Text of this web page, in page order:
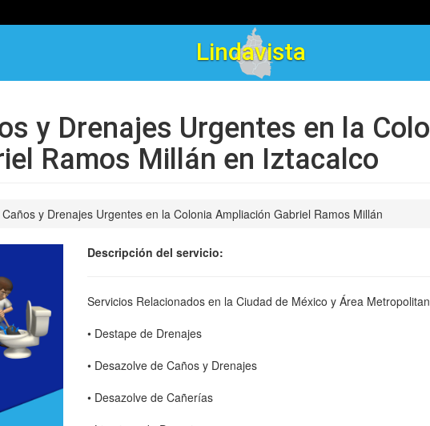
Tres Estrellas
y Drenajes Urgentes en la
Ramos Millán en Iztacalco
y Drenajes Urgentes en la Colonia Ampliación Gabriel Ramos Millán
Descripción del servicio:
Servicios Relacionados en la Ciudad de México y Área
• Destape de Drenajes
• Desazolve de Caños y Drenajes
• Desazolve de Cañerías